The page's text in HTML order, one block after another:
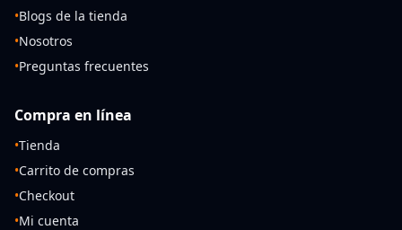
•Blogs de la tienda
•Nosotros
•Preguntas frecuentes
Compra en línea
•Tienda
•Carrito de compras
•Checkout
•Mi cuenta